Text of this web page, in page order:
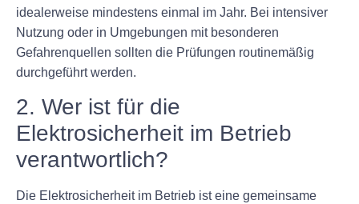
idealerweise mindestens einmal im Jahr. Bei intensiver
Nutzung oder in Umgebungen mit besonderen
Gefahrenquellen sollten die Prüfungen routinemäßig
durchgeführt werden.
2. Wer ist für die
Elektrosicherheit im Betrieb
verantwortlich?
Die Elektrosicherheit im Betrieb ist eine gemeinsame